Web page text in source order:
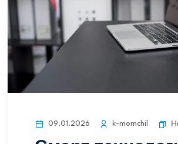
09.01.2026 k-momchil